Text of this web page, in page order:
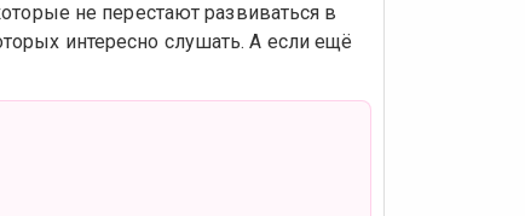
не перестают развиваться в
интересно слушать. А если ещё